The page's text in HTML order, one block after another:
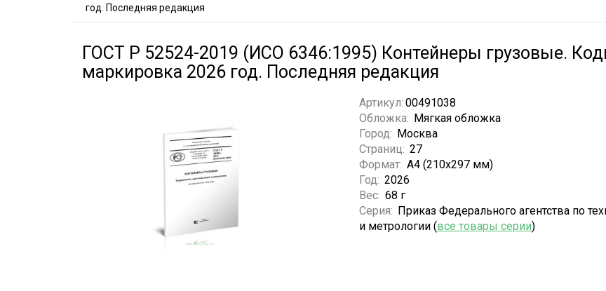
год. Последняя редакция
ГОСТ Р 52524-2019 (ИСО 6346:1995) Контейнеры грузовые.
маркировка 2026 год. Последняя редакция
Артикул: 00491038
Обложка: Мягкая обложка
Город: Москва
Страниц: 27
Формат: А4 (210х297 мм)
Год: 2026
Вес: 68 г
Серия: Приказ Федерального агентства по
и метрологии (все товары серии)